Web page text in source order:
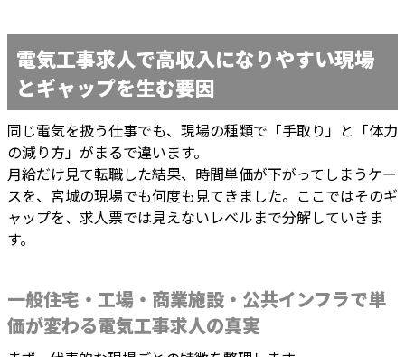
電気工事求人で高収入になりやすい現場
とギャップを生む要因
同じ電気を扱う仕事でも、現場の種類で「手取り」と「体力
の減り方」がまるで違います。
月給だけ見て転職した結果、時間単価が下がってしまうケー
スを、宮城の現場でも何度も見てきました。ここではそのギ
ャップを、求人票では見えないレベルまで分解していきま
す。
一般住宅・工場・商業施設・公共インフラで単
価が変わる電気工事求人の真実